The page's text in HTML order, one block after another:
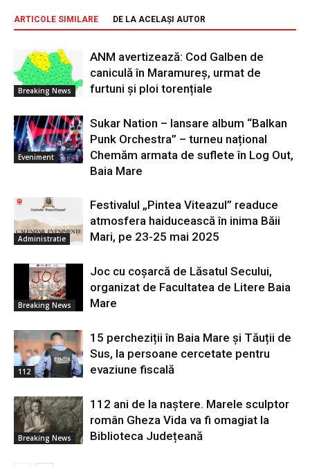
ARTICOLE SIMILARE DE LA ACELAȘI AUTOR
Breaking News
ANM avertizează: Cod Galben de
caniculă în Maramureș, urmat de
furtuni și ploi torențiale
Eveniment
Sukar Nation – lansare album “Balkan
Punk Orchestra” – turneu național
Chemăm armata de suflete în Log Out,
Baia Mare
Administratie
Festivalul „Pintea Viteazul” readuce
atmosfera haiducească în inima Băii
Mari, pe 23-25 mai 2025
Breaking News
Joc cu coșarcă de Lăsatul Secului,
organizat de Facultatea de Litere Baia
Mare
112
15 percheziții în Baia Mare și Tăuții de
Sus, la persoane cercetate pentru
evaziune fiscală
Breaking News
112 ani de la naștere. Marele sculptor
român Gheza Vida va fi omagiat la
Biblioteca Județeană